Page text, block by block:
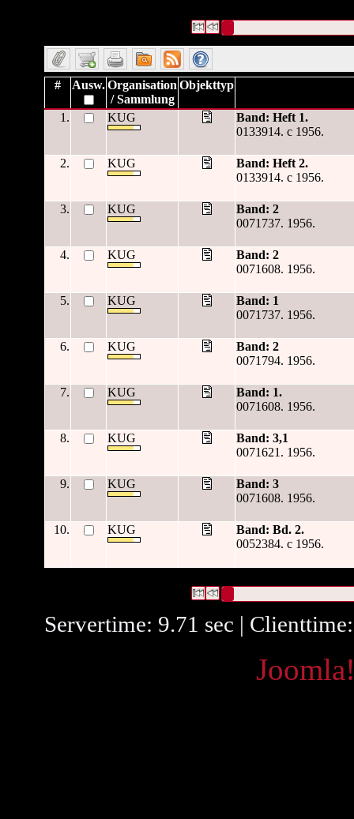
# Ausw.Organisation
/ Sammlung
Objekttyp
1. KUG
Band: Heft 1.
0133914. c 1956.
2. KUG
Band: Heft 2.
0133914. c 1956.
3. KUG
Band: 2
0071737. 1956.
4. KUG
Band: 2
0071608. 1956.
5. KUG
Band: 1
0071737. 1956.
6. KUG
Band: 2
0071794. 1956.
7. KUG
Band: 1.
0071608. 1956.
8. KUG
Band: 3,1
0071621. 1956.
9. KUG
Band: 3
0071608. 1956.
10. KUG
Band: Bd. 2.
0052384. c 1956.
Servertime: 9.71 sec |